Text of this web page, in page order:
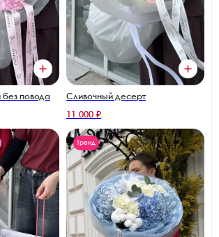
без повода Сливочный десерт
11 000 ₽
Тренд